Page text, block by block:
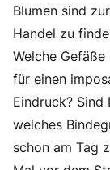
Blumen sind
Handel zu
Welche
für einen
Eindruck?
welches
schon am Tag